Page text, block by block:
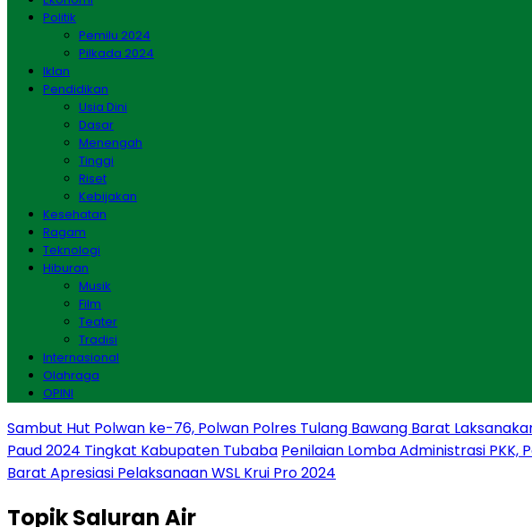
Politik
Pemilu 2024
Pilkada 2024
Iklan
Pendidikan
Usia Dini
Dasar
Menengah
Tinggi
Riset
Kebijakan
Kesehatan
Ragam
Teknologi
Hiburan
Musik
Film
Teater
Tradisi
Internasional
Olahraga
OPINI
Sambut Hut Polwan ke-76, Polwan Polres Tulang Bawang Barat
Paud 2024 Tingkat Kabupaten Tubaba Penilaian Lomba Administrasi
Barat Apresiasi Pelaksanaan WSL Krui Pro 2024
TopikSaluran Air